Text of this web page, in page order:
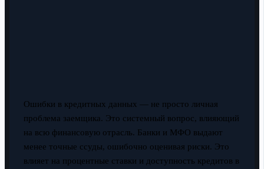
Ошибки в кредитных данных — не просто личная
проблема заемщика. Это системный вопрос, влияющий
на всю финансовую отрасль. Банки и МФО выдают
менее точные ссуды, ошибочно оценивая риски. Это
влияет на процентные ставки и доступность кредитов в